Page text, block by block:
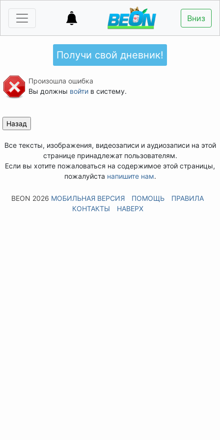
Вниз
Получи свой дневник!
Произошла ошибка
Вы должны войтив систему.
Все тексты, изображения, видеозаписи и аудиозаписи на этой
странице принадлежат пользователям.
Если вы хотите пожаловаться на содержимое этой страницы,
пожалуйста напишите нам.
BEON 2026 МОБИЛЬНАЯ ВЕРСИЯ ПОМОЩЬ
ПРАВИЛА
КОНТАКТЫ
НАВЕРХ